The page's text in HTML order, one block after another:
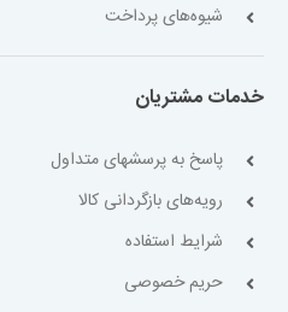
شیوه‌های پرداخت
خدمات مشتریان
پاسخ به پرسشهای متداول
رویه‌های بازگردانی کالا
شرایط استفاده
حریم خصوصی